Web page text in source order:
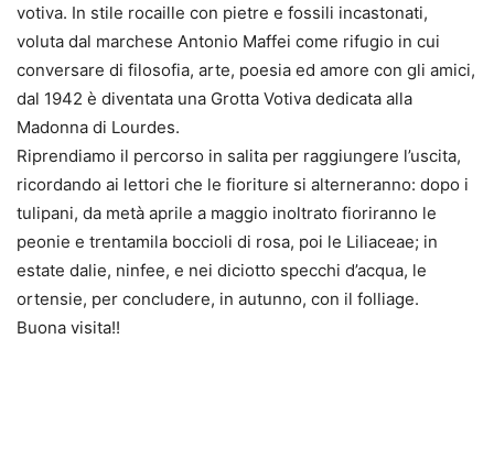
votiva. In stile rocaille con pietre e fossili incastonati,
voluta dal marchese Antonio Maffei come rifugio in cui
conversare di filosofia, arte, poesia ed amore con gli amici,
dal 1942 è diventata una Grotta Votiva dedicata alla
Madonna di Lourdes.
Riprendiamo il percorso in salita per raggiungere l’uscita,
ricordando ai lettori che le fioriture si alterneranno: dopo i
tulipani, da metà aprile a maggio inoltrato fioriranno le
peonie e trentamila boccioli di rosa, poi le Liliaceae; in
estate dalie, ninfee, e nei diciotto specchi d’acqua, le
ortensie, per concludere, in autunno, con il folliage.
Buona visita!!